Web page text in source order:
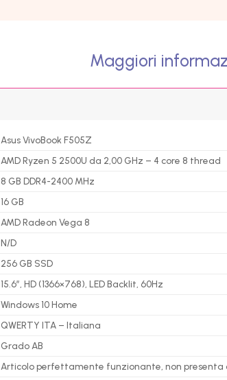
Maggiori
Asus VivoBook F505Z
AMD Ryzen 5 2500U da 2,00 GHz – 4 core 8 thread
8 GB DDR4-2400 MHz
16 GB
AMD Radeon Vega 8
N/D
256 GB SSD
15.6″, HD (1366×768), LED Backlit, 60Hz
Windows 10 Home
QWERTY ITA – Italiana
Grado AB
Articolo perfettamente funzionante, non